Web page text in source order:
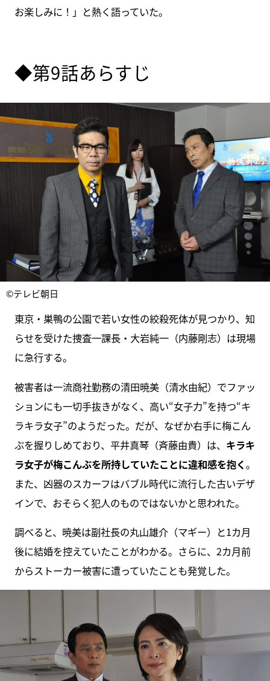
お楽しみに！」と熱く語っていた。
◆第9話あらすじ
©テレビ朝日
東京・巣鴨の公園で若い女性の絞殺死体が見つかり、知
らせを受けた捜査一課長・大岩純一（内藤剛志）は現場
に急行する。
被害者は一流商社勤務の清田暁美（清水由紀）でファッ
ションにも一切手抜きがなく、高い“女子力”を持つ“キ
ラキラ女子”のようだった。だが、なぜか右手に梅こん
ぶを握りしめており、平井真琴（斉藤由貴）は、 キラキ
ラ女子が梅こんぶを所持していたことに違和感を抱く。
また、凶器のスカーフはバブル時代に流行した古いデザ
インで、おそらく犯人のものではないかと思われた。
調べると、暁美は副社長の丸山雄介（マギー）と1カ月
後に結婚を控えていたことがわかる。さらに、2カ月前
からストーカー被害に遭っていたことも発覚した。